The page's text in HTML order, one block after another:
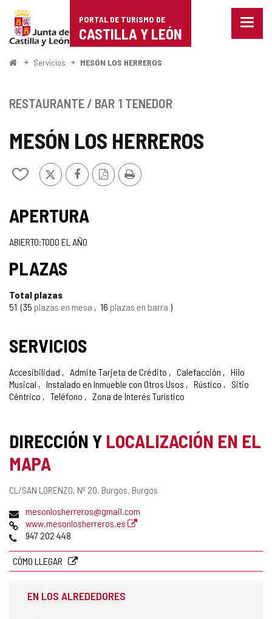
Portal
de
Turismo
Castilla
León
PORTAL DE TURISMO DE
CASTILLA Y LEÓN
Menu
InicioServicios MESÓN LOS HERREROS
MESÓN LOS HERREROS
Añadir/quitar
cuadernos
X FacebookVersión
PDF
Imprimir
RESTAURANTE / BAR 1 TENEDOR
APERTURA
ABIERTO:TODO EL AÑO
PLAZAS
Total plazas
51 35 plazas en mesa 16 plazas en barra
SERVICIOS
Accesibilidad Admite Tarjeta de Crédito Calefacción
Hilo
Musical
Instalado en Inmueble con Otros Usos Rústico
Sitio
Céntrico
Teléfono Zona de Interés Turístico
DIRECCIÓN Y LOCALIZACIÓN EN EL
MAPA
Dirección
CL/SAN LORENZO, Nº 20. Burgos. Burgos
Dirección
de
correo
mesonlosherreros@gmail.com
Página
Web
www.mesonlosherreros.es
Teléfonos
947 202 448
CÓMO LLEGAR
EN LOS ALREDEDORES